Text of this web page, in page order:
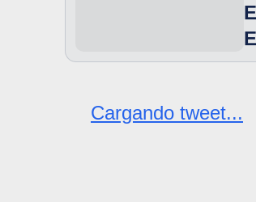
Cargando tweet...